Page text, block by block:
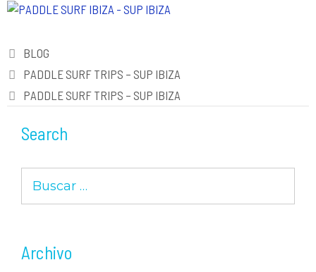
Categorías
BLOG
Navegación
de
entradas
PADDLE SURF TRIPS – SUP IBIZA
PADDLE SURF TRIPS – SUP IBIZA
Search
Archivo